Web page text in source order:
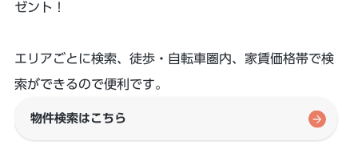
ゼント！
エリアごとに検索、徒歩・自転車圏内、家賃価格帯で検
索ができるので便利です。
物件検索はこちら